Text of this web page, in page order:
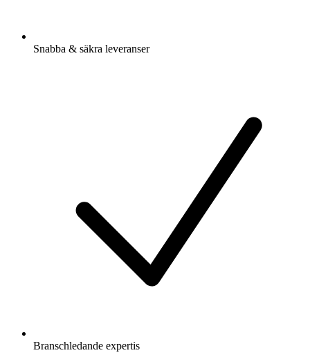
Snabba & säkra leveranser
Branschledande expertis